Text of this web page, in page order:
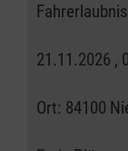
21.11.2026 ,
Ort: 84100